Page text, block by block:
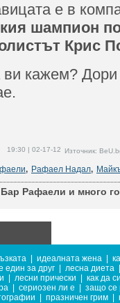
е в
шампион
Крис
ви кажем?
19:30 | 02-17-12 Източник:
, Рафаел Надал,
Рафаели и много
идеалната жена
един за друг
лесна диета
лесни прически как да
сериозен ли е защо се
празничен грим